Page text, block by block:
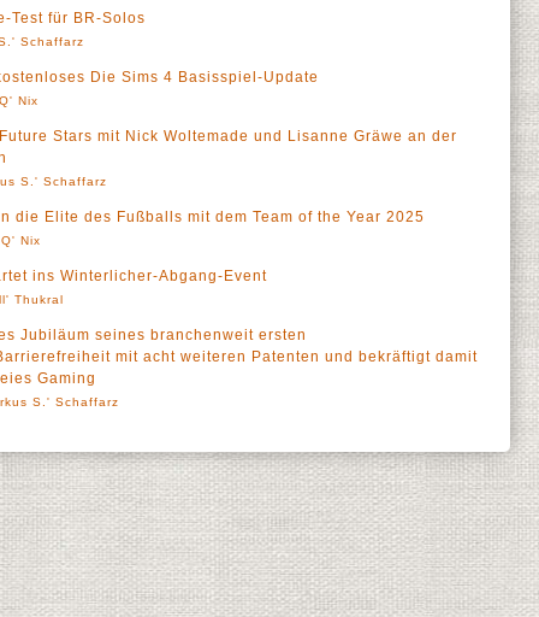
Test für BR-Solos
Schaffarz
Die Sims 4 Basisspiel-Update
Nix
Stars mit Nick Woltemade und Lisanne Gräwe an der
S.' Schaffarz
die Elite des Fußballs mit dem Team of the Year 2025
Nix
ins Winterlicher-Abgang-Event
Thukral
Jubiläum seines branchenweit ersten
mit acht weiteren Patenten und bekräftigt damit
Gaming
S.' Schaffarz